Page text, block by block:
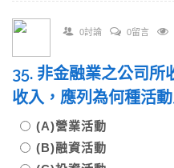
0討論 0留言
35. 非金融業之公司所
收入，應列為何種活
(A)營業活動
(B)融資活動